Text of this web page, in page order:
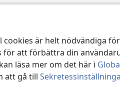
cookies är helt nödvändiga
att förbättra din
läsa mer om det här i
att gå till